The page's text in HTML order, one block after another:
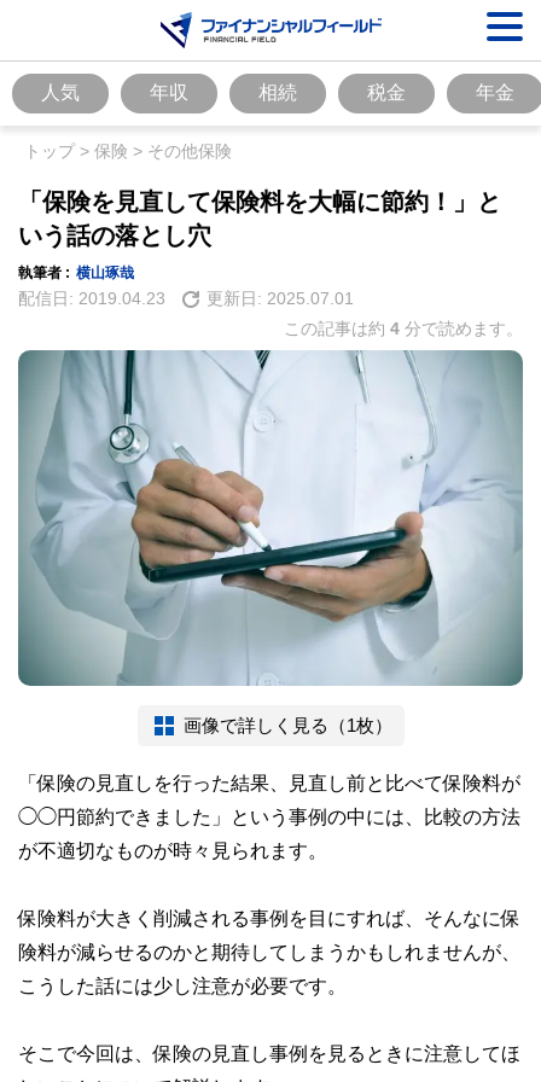
人気 年収 相続 税金 年金
トップ> 保険 > その他保険
「保険を見直して保険料を大幅に節約！」と
いう話の落とし穴
執筆者 : 横山琢哉
配信日: 2019.04.23 更新日: 2025.07.01
この記事は約 4 分で読めます。
画像で詳しく見る（1枚）
「保険の見直しを行った結果、見直し前と比べて保険料が
◯◯円節約できました」という事例の中には、比較の方法
が不適切なものが時々見られます。
保険料が大きく削減される事例を目にすれば、そんなに保
険料が減らせるのかと期待してしまうかもしれませんが、
こうした話には少し注意が必要です。
そこで今回は、保険の見直し事例を見るときに注意してほ